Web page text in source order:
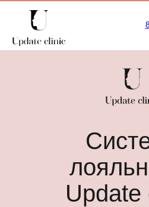
Update